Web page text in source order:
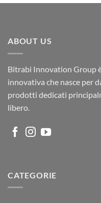
era:
ABOUT US
Bitrabi Innovation Group
innovativa che nasce per
prodotti dedicati
libero.
CATEGORIE